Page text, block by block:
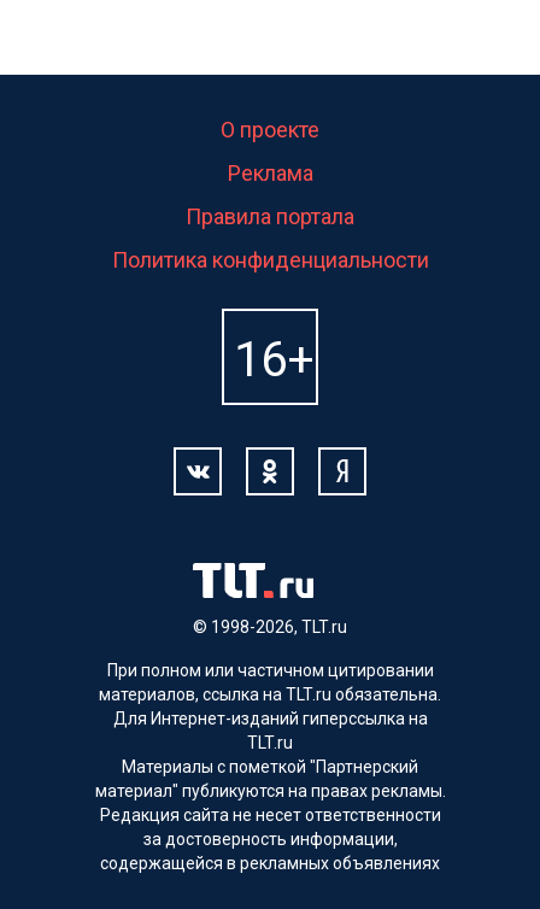
© 1998-2026, TLT.ru
О проекте
Реклама
Правила портала
Политика конфиденциальности
При полном или частичном цитировании
материалов, ссылка на TLT.ru обязательна.
Для Интернет-изданий гиперссылка на
TLT.ru
Материалы с пометкой "Партнерский
материал" публикуются на правах рекламы.
Редакция сайта не несет ответственности
за достоверность информации,
содержащейся в рекламных объявлениях